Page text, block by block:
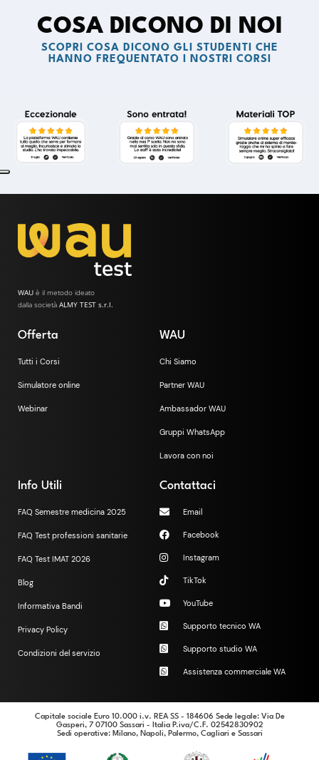
COSA DICONO DI NOI
SCOPRI COSA DICONO GLI STUDENTI CHE
HANNO FREQUENTATO I NOSTRI CORSI
WAU è il metodo ideato
dalla società ALMY TEST s.r.l.
Offerta
Tutti i Corsi
Simulatore online
Webinar
WAU
Chi Siamo
Partner WAU
Ambassador WAU
Gruppi WhatsApp
Lavora con noi
Info Utili
FAQ Semestre medicina 2025
FAQ Test professioni sanitarie
FAQ Test IMAT 2026
Blog
Informativa Bandi
Privacy Policy
Condizioni del servizio
Contattaci
Email
Facebook
Instagram
TikTok
YouTube
Supporto tecnico WA
Supporto studio WA
Assistenza commerciale WA
Capitale sociale Euro 10.000 i.v. REA SS - 184606 Sede legale: Via De
Gasperi, 7 07100 Sassari - Italia P.iva/C.F. 02542830902
Sedi operative: Milano, Napoli, Palermo, Cagliari e Sassari